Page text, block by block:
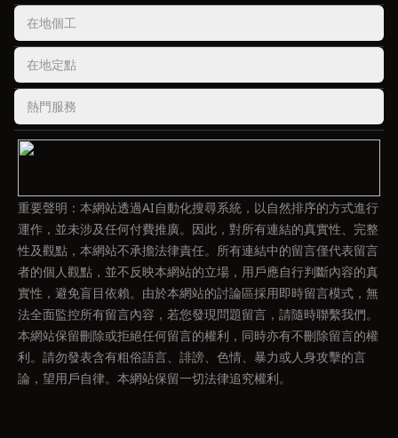
在地個工
在地定點
熱門服務
重要聲明：本網站透過AI自動化搜尋系統，以自然排序的方式進行
運作，並未涉及任何付費推廣。因此，對所有連結的真實性、完整
性及觀點，本網站不承擔法律責任。所有連結中的留言僅代表留言
者的個人觀點，並不反映本網站的立場，用戶應自行判斷內容的真
實性，避免盲目依賴。由於本網站的討論區採用即時留言模式，無
法全面監控所有留言內容，若您發現問題留言，請隨時聯繫我們。
本網站保留刪除或拒絕任何留言的權利，同時亦有不刪除留言的權
利。請勿發表含有粗俗語言、誹謗、色情、暴力或人身攻擊的言
論，望用戶自律。本網站保留一切法律追究權利。